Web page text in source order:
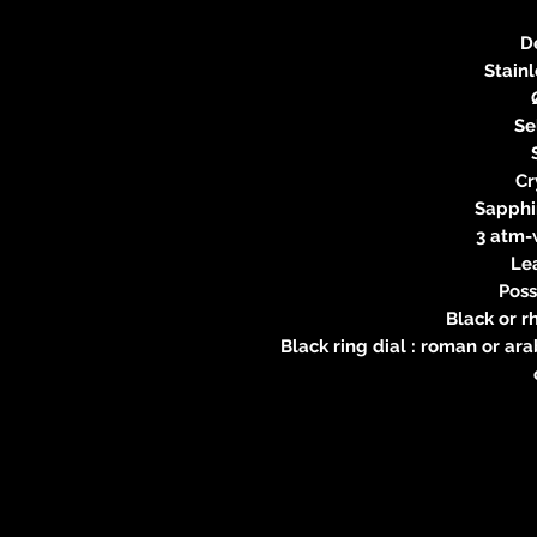
3
Black or
Black ring dial : roman or